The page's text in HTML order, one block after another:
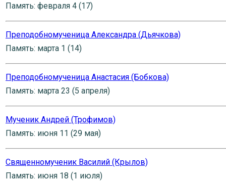
Память: февраля 4 (17)
Преподобномученица Александра (Дьячкова)
Память: марта 1 (14)
Преподобномученица Анастасия (Бобкова)
Память: марта 23 (5 апреля)
Мученик Андрей (Трофимов)
Память: июня 11 (29 мая)
Священномученик Василий (Крылов)
Память: июня 18 (1 июля)